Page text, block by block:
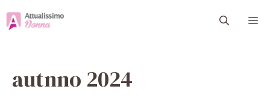
autnno 2024